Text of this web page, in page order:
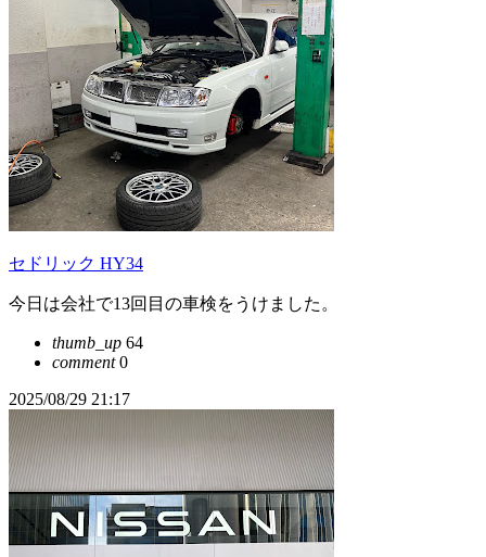
セドリック HY34
今日は会社で13回目の車検をうけました。
thumb_up 64
comment0
2025/08/29 21:17